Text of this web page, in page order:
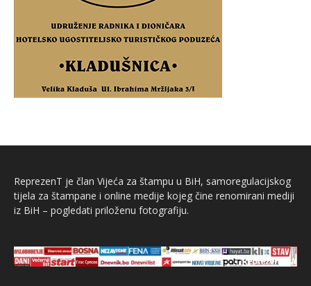
ReprezenT je član Vijeća za štampu u BiH, samoregulacijskog
tijela za štampane i online medije kojeg čine renomirani mediji
iz BiH – pogledati priloženu fotografiju.